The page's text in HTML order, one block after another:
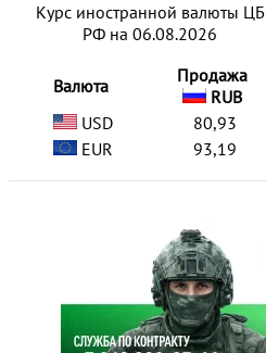
Курс иностранной валюты ЦБ
РФ на 06.08.2026
Валюта
Продажа
RUB
USD
80,93
EUR
93,19